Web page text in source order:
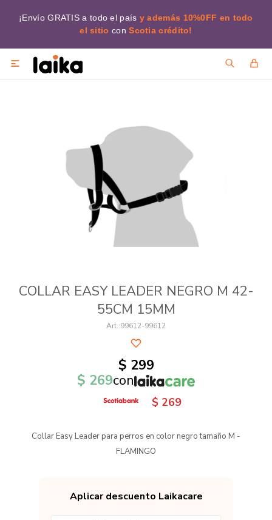
¡Envío GRATIS a todo el país y además 10%0FF en todo
el sitio conScotia crédito!

COLLAR EASY LEADER NEGRO M 42-
55CM 15MM
99612-99612
$ 299
$ 269con
$ 269
Collar Easy Leader para perros en color negro tamaño M -
FLAMINGO
Aplicar descuento Laikacare